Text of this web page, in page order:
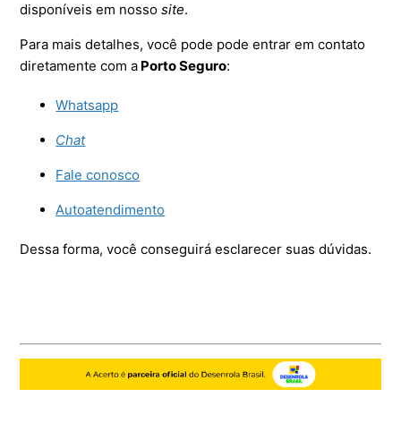
disponíveis em nossosite.
Para mais detalhes, você pode pode entrar em contato
diretamente com a Porto Seguro:
Whatsapp
Chat
Fale conosco
Autoatendimento
Dessa forma, você conseguirá esclarecer suas dúvidas.